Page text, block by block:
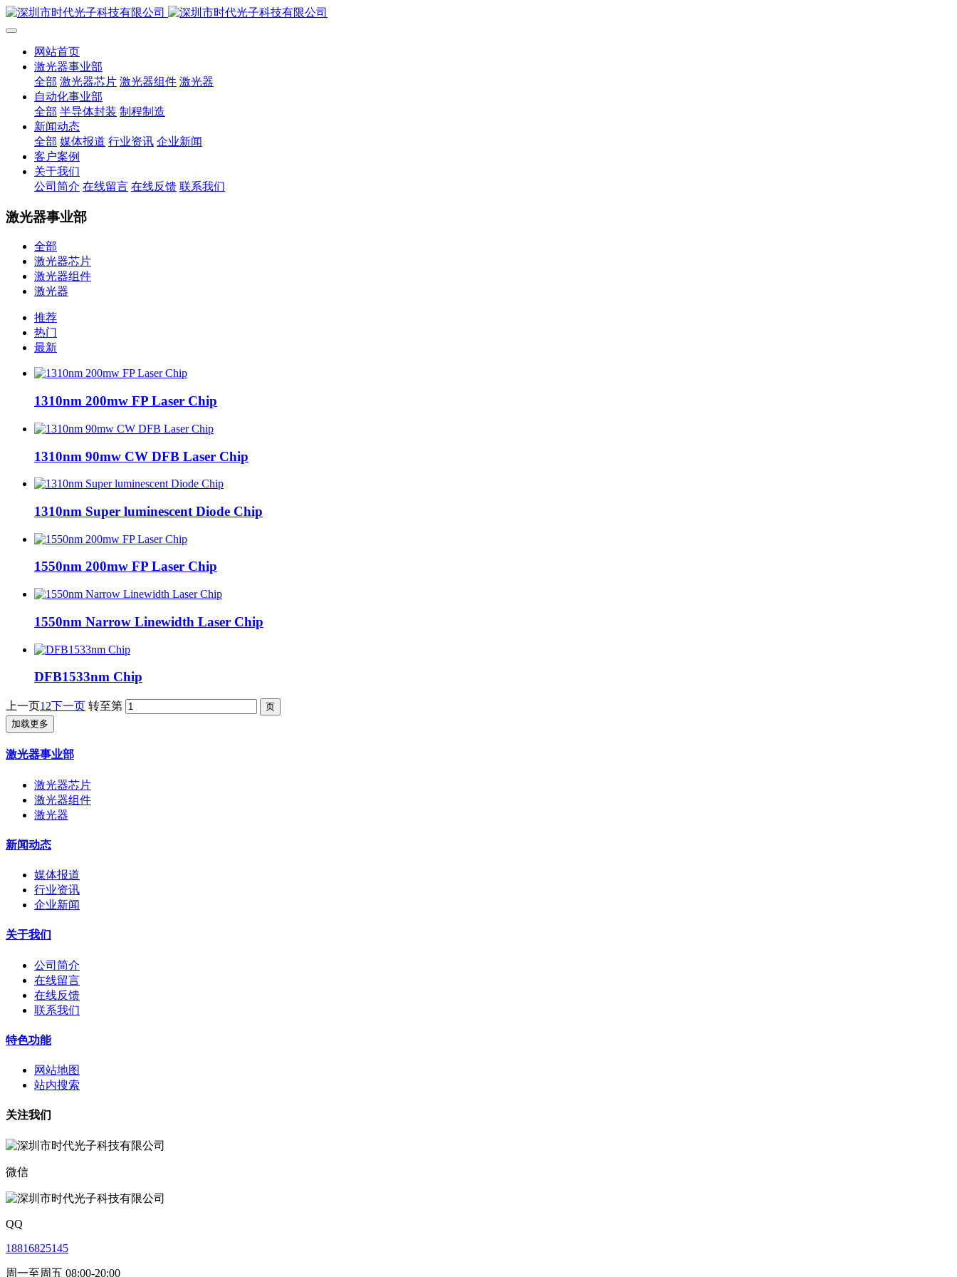
网站首页
激光器事业部
全部 激光器芯片 激光器组件 激光器
自动化事业部
全部 半导体封装 制程制造
新闻动态
全部 媒体报道 行业资讯 企业新闻
客户案例
关于我们
公司简介 在线留言 在线反馈 联系我们
激光器事业部
全部
激光器芯片
激光器组件
激光器
推荐
热门
最新
1310nm 200mw FP Laser Chip
1310nm 90mw CW DFB Laser Chip
1310nm Super luminescent Diode Chip
1550nm 200mw FP Laser Chip
1550nm Narrow Linewidth Laser Chip
DFB1533nm Chip
上一页1 2下一页 转至第
加载更多
激光器事业部
激光器芯片
激光器组件
激光器
新闻动态
媒体报道
行业资讯
企业新闻
关于我们
公司简介
在线留言
在线反馈
联系我们
特色功能
网站地图
站内搜索
关注我们
微信
QQ
18816825145
周一至周五 08:00-20:00